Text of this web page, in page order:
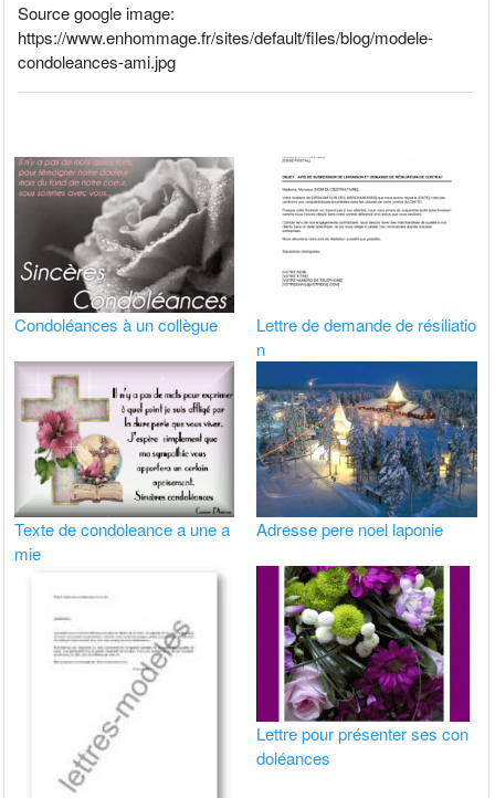
Source google image:
https://www.enhommage.fr/sites/default/files/blog/modele-
condoleances-ami.jpg
Condoléances à un collègue
Lettre de demande de résiliatio
n
Texte de condoleance a une a
mie
Adresse pere noel laponie
Lettre pour présenter ses con
doléances